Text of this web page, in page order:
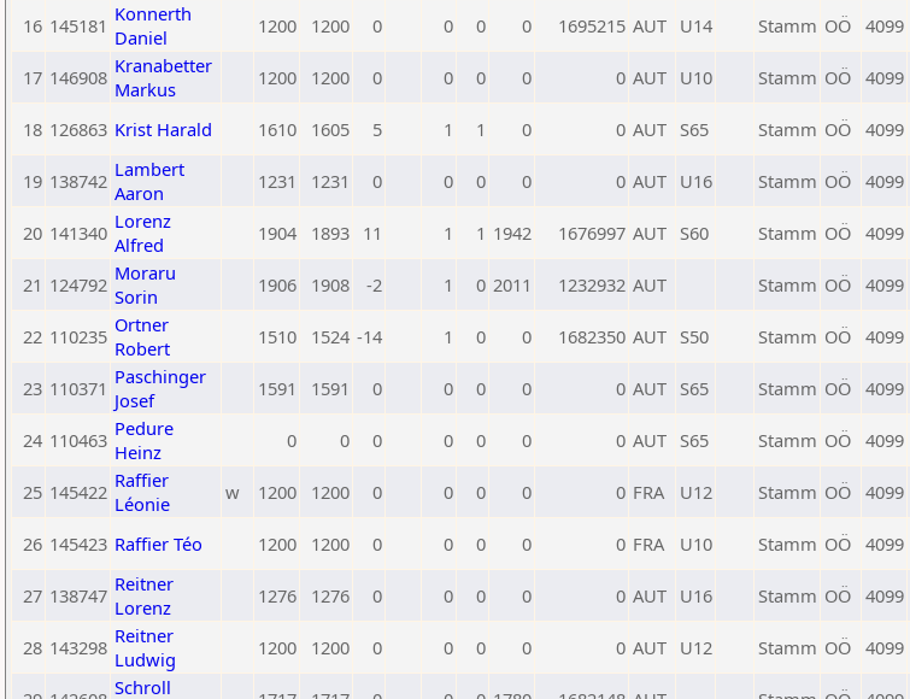
16 145181 Konnerth
Daniel
1200 1200 0 0 0 0 1695215 AUT U14 Stamm OÖ 4099
17 146908 Kranabetter
Markus
1200 1200 0 0 0 0 0 AUT U10 Stamm OÖ 4099
18 126863 Krist Harald 1610 1605 5 1 1 0 0 AUT S65 Stamm OÖ 4099
19 138742 Lambert
Aaron
1231 1231 0 0 0 0 0 AUT U16 Stamm OÖ 4099
20 141340 Lorenz
Alfred
1904 1893 11 1 1 1942 1676997 AUT S60 Stamm OÖ 4099
21 124792 Moraru
Sorin
1906 1908 -2 1 0 2011 1232932 AUT Stamm OÖ 4099
22 110235 Ortner
Robert
1510 1524 -14 1 0 0 1682350 AUT S50 Stamm OÖ 4099
23 110371 Paschinger
Josef
1591 1591 0 0 0 0 0 AUT S65 Stamm OÖ 4099
24 110463 Pedure
Heinz
0 0 0 0 0 0 0 AUT S65 Stamm OÖ 4099
25 145422 Raffier
Léonie
w 1200 1200 0 0 0 0 0 FRA U12 Stamm OÖ 4099
26 145423 Raffier Téo 1200 1200 0 0 0 0 0 FRA U10 Stamm OÖ 4099
27 138747 Reitner
Lorenz
1276 1276 0 0 0 0 0 AUT U16 Stamm OÖ 4099
28 143298 Reitner
Ludwig
1200 1200 0 0 0 0 0 AUT U12 Stamm OÖ 4099
Schroll